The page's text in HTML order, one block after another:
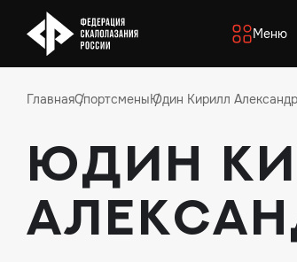
Меню
ГлавнаяСпортсменыЮдин Кирилл
Юдин